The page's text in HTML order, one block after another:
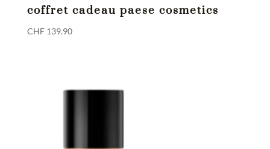
coffret cadeau paese cosmetics
CHF139.90